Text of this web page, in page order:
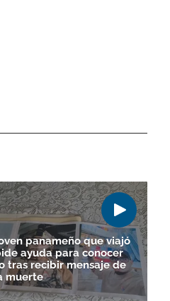
panameño que viajó
ayuda para conocer
tras recibir mensaje de
muerte